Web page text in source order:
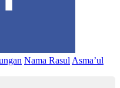
Nama Rasul Asma’ul